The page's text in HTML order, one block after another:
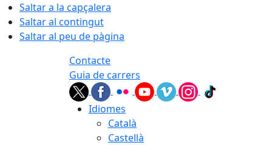
Saltar a la capçalera
Saltar al contingut
Saltar al peu de pàgina
Contacte
Guia de carrers
Idiomes
Català
Castellà